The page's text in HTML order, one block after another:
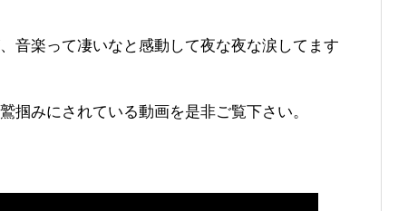
音楽って凄いなと感動して夜な夜な涙してます
掴みにされている動画を是非ご覧下さい。